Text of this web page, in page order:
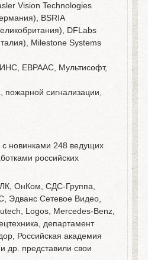
Vision Technologies
BSRIA
DFLabs
Milestone Systems
ЕВРААС, Мультисофт,
сигнализации,
новинками 248 ведущих
российских
ОнКом, СДС-Группа,
Эдванс Сетевое Видео,
Logos, Mercedes-Benz,
департамент
Российская академия
др. представили свои